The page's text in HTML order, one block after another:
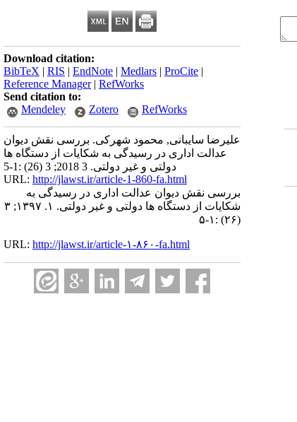
Download citation:
BibTeX | RIS | EndNote | Medlars | ProCite |
Reference Manager| RefWorks
Send citation to:
Mendeley
Zotero RefWorks
علیرضا سایبانی, محمود شهرکی. بررسی نقش دیوان
عدالت اداری در رسیدگی به شکایات از دستگاه ها
دولتی و غیر دولتی. 3 2018; 3 (26) :1-5
URL: http://jlawst.ir/article-1-860-fa.html
بررسی نقش دیوان عدالت اداری در رسیدگی به
شکایات از دستگاه ها دولتی و غیر دولتی. ۱. ۱۳۹۷; ۳
(۲۶) :۱-۵
URL: http://jlawst.ir/article-۱-۸۶۰-fa.html